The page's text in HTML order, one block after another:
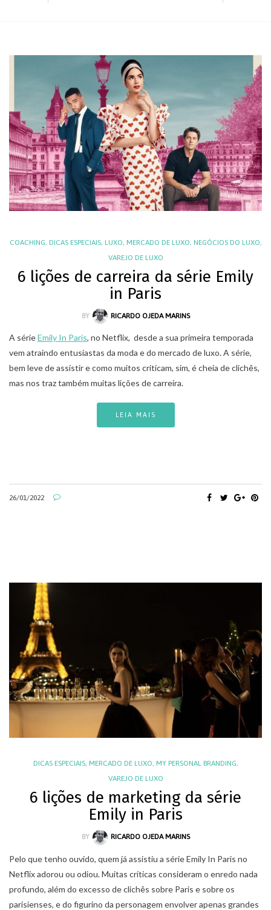
COACHING, DICAS ESPECIAIS, LUXO, MERCADO DE LUXO, NEGÓCIOS DO LUXO,
VAREJO DE LUXO
6 lições de carreira da série Emily
in Paris
BY RICARDO OJEDA MARINS
A sérieEmily In Paris, no Netflix, desde a sua primeira temporada
vem atraindo entusiastas da moda e do mercado de luxo. A série,
bem leve de assistir e como muitos criticam, sim, é cheia de clichês,
mas nos traz também muitas lições de carreira.
LEIA MAIS
26/01/2022
DICAS ESPECIAIS, MERCADO DE LUXO, MY PERSONAL BRANDING,
VAREJO DE LUXO
6 lições de marketing da série
Emily in Paris
BY RICARDO OJEDA MARINS
Pelo que tenho ouvido, quem já assistiu a série Emily In Paris no
Netflix adorou ou odiou. Muitas críticas consideram o enredo nada
profundo, além do excesso de clichês sobre Paris e sobre os
parisienses, e do figurino da personagem envolver apenas grandes